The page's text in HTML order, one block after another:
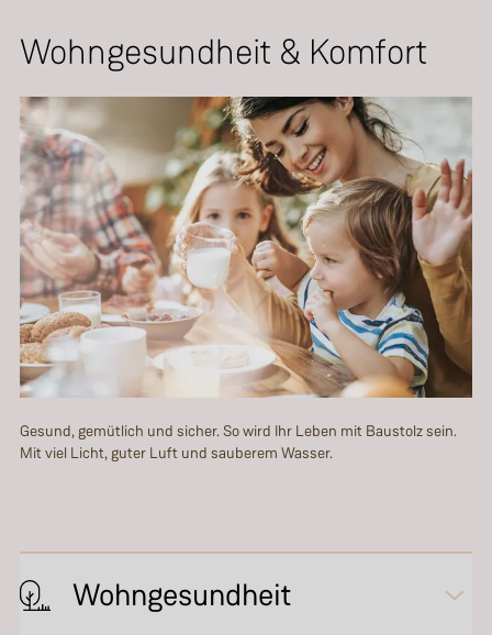
Wohngesundheit & Komfort
Gesund, gemütlich und sicher. So wird Ihr Leben mit Baustolz sein.
Mit viel Licht, guter Luft und sauberem Wasser.
Wohngesundheit